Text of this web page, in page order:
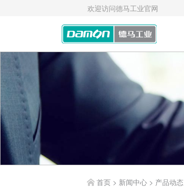
欢迎访问德马工业官网
首页 > 新闻中心 > 产品动态